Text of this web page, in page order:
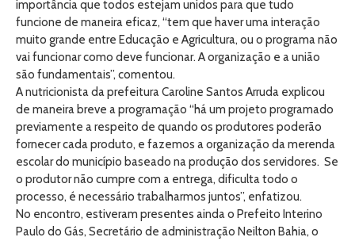
importância que todos estejam unidos para que tudo
funcione de maneira eficaz, “tem que haver uma interação
muito grande entre Educação e Agricultura, ou o programa não
vai funcionar como deve funcionar. A organização e a união
são fundamentais”, comentou.
A nutricionista da prefeitura Caroline Santos Arruda explicou
de maneira breve a programação “há um projeto programado
previamente a respeito de quando os produtores poderão
fornecer cada produto, e fazemos a organização da merenda
escolar do município baseado na produção dos servidores. Se
o produtor não cumpre com a entrega, dificulta todo o
processo, é necessário trabalharmos juntos”, enfatizou.
No encontro, estiveram presentes ainda o Prefeito Interino
Paulo do Gás, Secretário de administração Neilton Bahia, o